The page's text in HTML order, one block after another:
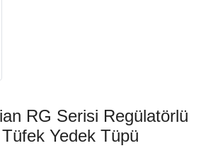
RG Serisi Regülatörlü
Yedek Tüpü